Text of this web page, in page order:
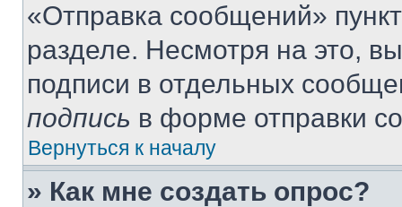
«Отправка сообщений»
разделе. Несмотря на это,
подписи в отдельных
подпись в форме отправки
Вернуться к началу
» Как мне создать опрос?